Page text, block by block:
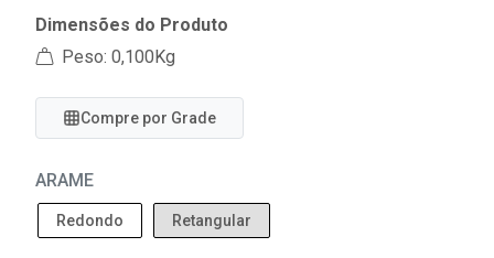
Dimensões do Produto
Peso: 0,100Kg
Compre por Grade
ARAME
Redondo Retangular